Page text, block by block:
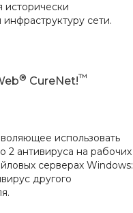
исторически
сети.
® CureNet!™
использовать
2 антивируса на рабочих
серверах Windows:
другого